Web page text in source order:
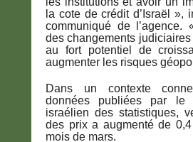
la cote de crédit d’Israël »,
communiqué de l’agence.
des changements
au fort potentiel de
augmenter les risques
Dans un contexte
données publiées par le
israélien des statistiques,
des prix a augmenté de
mois de mars.